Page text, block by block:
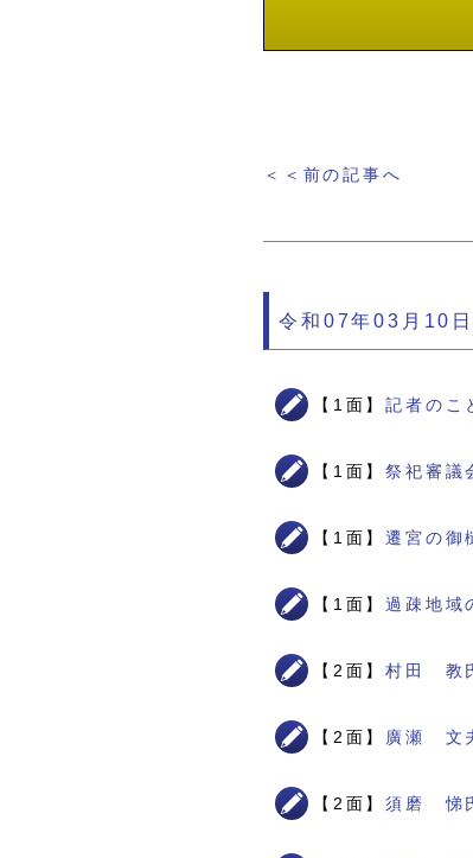
＜＜前の記事へ
令和07年03月10
【1面】記者のこ
【1面】祭祀審
【1面】遷宮の御
【1面】過疎地
【2面】村田 教
【2面】 廣瀬 文
【2面】須磨 悌